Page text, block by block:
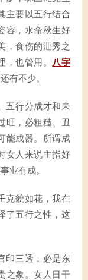
主要以五行结合
容，水命秋生好
，食伤的泄秀之
，也管用。 八字
有不少。
五行分成才和未
旺，必粗糙、丑
能成器。所谓成
女人来说主指好
业有成。
克貌如花，我在
了五行之性，这
印三透，必是东
之象。女人日干